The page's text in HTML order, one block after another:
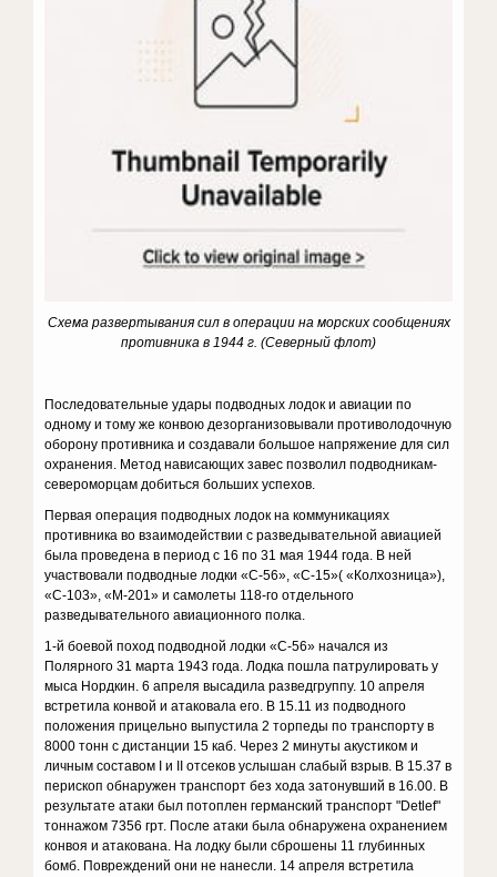
Схема развертывания сил в операции на морских сообщениях
противника в 1944 г. (Северный флот)
Последовательные удары подводных лодок и авиации по
одному и тому же конвою дезорганизовывали противолодочную
оборону противника и создавали большое напряжение для сил
охранения. Метод нависающих завес позволил подводникам-
североморцам добиться больших успехов.
Первая операция подводных лодок на коммуникациях
противника во взаимодействии с разведывательной авиацией
была проведена в период с 16 по 31 мая 1944 года. В ней
участвовали подводные лодки «С-56», «С-15»( «Колхозница»),
«С-103», «М-201» и самолеты 118-го отдельного
разведывательного авиационного полка.
1-й боевой поход подводной лодки «С-56» начался из
Полярного 31 марта 1943 года. Лодка пошла патрулировать у
мыса Нордкин. 6 апреля высадила разведгруппу. 10 апреля
встретила конвой и атаковала его. В 15.11 из подводного
положения прицельно выпустила 2 торпеды по транспорту в
8000 тонн с дистанции 15 каб. Через 2 минуты акустиком и
личным составом I и II отсеков услышан слабый взрыв. В 15.37 в
перископ обнаружен транспорт без хода затонувший в 16.00. В
результате атаки был потоплен германский транспорт "Detlef"
тоннажом 7356 грт. После атаки была обнаружена охранением
конвоя и атакована. На лодку были сброшены 11 глубинных
бомб. Повреждений они не нанесли. 14 апреля встретила